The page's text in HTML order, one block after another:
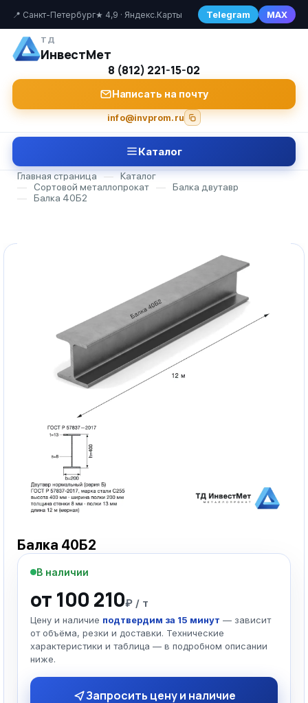
📍 Санкт-Петербург★ 4,9 · Яндекс.Карты Telegram MAX
ТД
ИнвестМет
8 (812) 221-15-02
Написать на почту
info@invprom.ru
Каталог
Главная страница —
Каталог
—
Сортовой металлопрокат —
Балка двутавр
—
Балка 40Б2
Балка 40Б2
В наличии
от 100 210₽ / т
Цену и наличие подтвердим за 15 минут — зависит
от объёма, резки и доставки. Технические
характеристики и таблица — в подробном описании
ниже.
Запросить цену и наличие